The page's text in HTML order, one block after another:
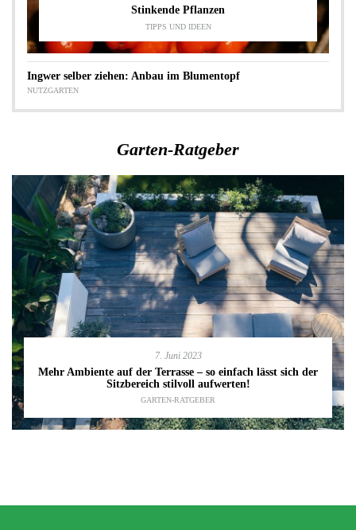
Stinkende Pflanzen
TIPPS UND IDEEN
Ingwer selber ziehen: Anbau im Blumentopf
NUTZGARTEN
Garten-Ratgeber
7. Juni 2023
Mehr Ambiente auf der Terrasse – so einfach lässt sich der
Sitzbereich stilvoll aufwerten!
GARTEN-RATGEBER